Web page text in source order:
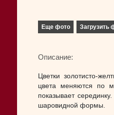
Еще фото Загрузить
Описание:
Цветки золотисто-
цвета меняются по
показывает
шаровидной формы.